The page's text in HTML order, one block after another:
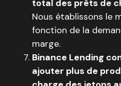
total des prêts de
Nous établissons le
fonction de la
marge.
Binance Lending
ajouter plus de